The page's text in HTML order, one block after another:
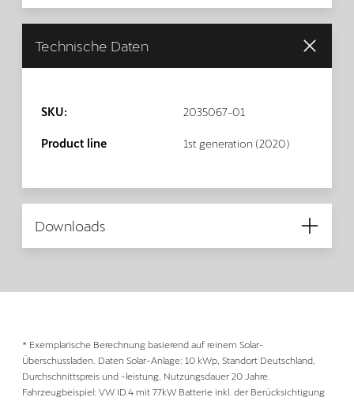
Technische Daten
SKU: 2035067-01
Product line 1st generation (2020)
Downloads
* Exemplarische Berechnung basierend auf reinem Solar-
Überschussladen. Daten Solar-Anlage: 10 kWp, Standort Deutschland,
Durchschnittspreis und -leistung, Nutzungsdauer 20 Jahre.
Fahrzeugbeispiel: VW ID.4 mit 77kW Batterie inkl. der Berücksichtigung